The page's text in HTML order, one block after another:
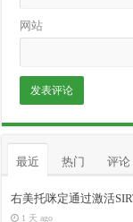
网站
最近 热门 评论
右美托咪定通过激活
1 天 ago